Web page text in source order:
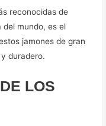
reconocidas de
del mundo, es el
jamones de gran
duradero.
LOS